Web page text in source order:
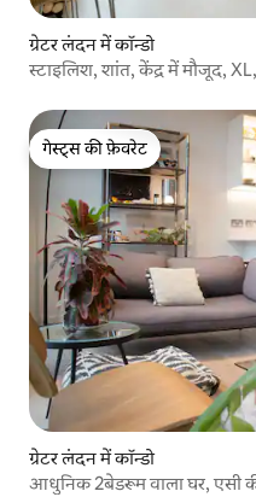
ग्रेटर लंदन में कॉन्डो
स्टाइलिश, शांत, केंद्र में मौजूद,
गेस्ट्स की फ़ेवरेट
गेस्ट्स की फ़ेवरेट
ग्रेटर लंदन में कॉन्डो
आधुनिक 2बेडरूम वाला घर, एसी